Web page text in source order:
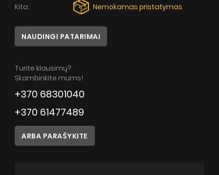
Patarimai
Servisas
Instrukcijos
Kita:
Nemokamas pristatymas
NAUDINGI PATARIMAI
Turite klausimų?
Skambinkite mums!
+370 68301040
+370 61477489
ARBA PARAŠYKITE